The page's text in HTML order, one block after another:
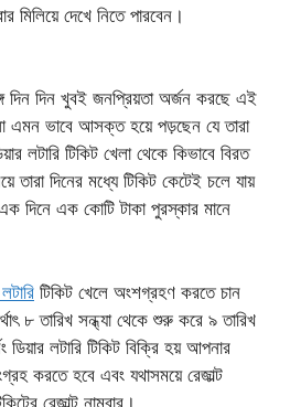
মিলিয়ে দেখে নিতে পারবেন।
দিন দিন খুবই জনপ্রিয়তা অর্জন করছে এই
এমন ভাবে আসক্ত হয়ে পড়ছেন যে তারা
লটারি টিকিট খেলা থেকে কিভাবে বিরত
তারা দিনের মধ্যে টিকিট কেটেই চলে যায়
দিনে এক কোটি টাকা পুরস্কার মানে
টিকিট খেলে অংশগ্রহণ করতে চান
৮ তারিখ সন্ধ্যা থেকে শুরু করে ৯ তারিখ
ডিয়ার লটারি টিকিট বিক্রি হয় আপনার
করতে হবে এবং যথাসময়ে রেজাল্ট
রেজাল্ট নাম্বার।